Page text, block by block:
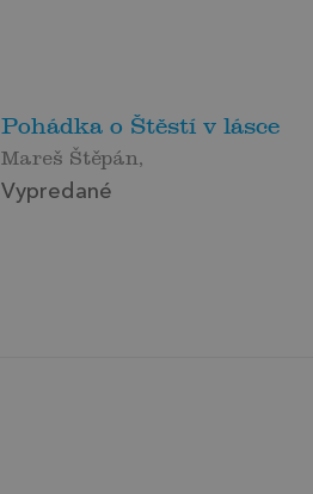
Pohádka o Štěstí v lásce
Mareš Štěpán,
Vypredané